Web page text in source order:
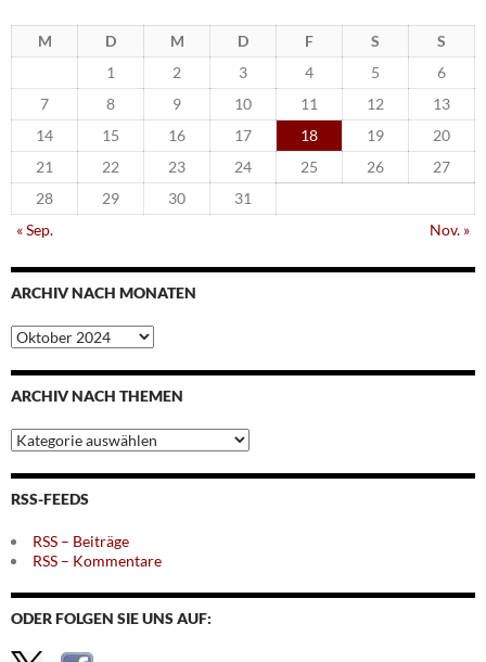
M D M D F S
S
1
2 3 4 5
6
7
8 9 10 11 12
13
14
15 16 17 18 19
20
21
22 23 24 25 26
27
28
29 30
31
« Sep.
Nov. »
ARCHIV NACH MONATEN
Archiv
nach
Monaten
ARCHIV NACH THEMEN
Archiv
nach
Themen
RSS-FEEDS
RSS – Beiträge
RSS – Kommentare
ODER FOLGEN SIE UNS AUF: